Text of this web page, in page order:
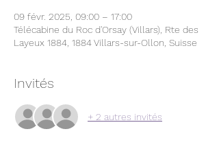
09 févr. 2025, 09:00 – 17:00
Télécabine du Roc d'Orsay (Villars), Rte des
Layeux 1884, 1884 Villars-sur-Ollon, Suisse
Invités
+ 2 autres invités